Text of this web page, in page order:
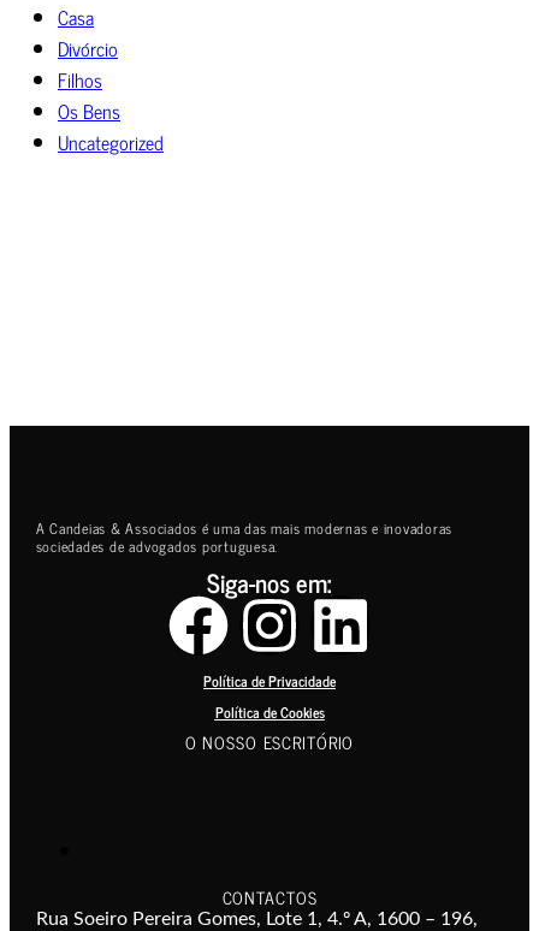
Casa
Divórcio
Filhos
Os Bens
Uncategorized
A Candeias & Associados é uma das mais modernas e inovadoras
sociedades de advogados portuguesa.
Siga-nos em:
Política de Privacidade
Política de Cookies
O NOSSO ESCRITÓRIO
CONTACTOS
Rua Soeiro Pereira Gomes, Lote 1, 4.º A, 1600 – 196,